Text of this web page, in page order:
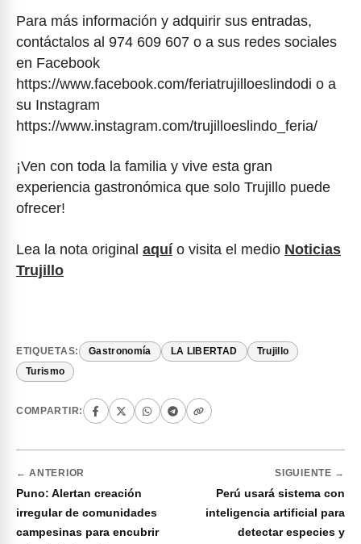
Para más información y adquirir sus entradas,
contáctalos al 974 609 607 o a sus redes sociales
en Facebook
https://www.facebook.com/feriatrujilloeslindodi o a
su Instagram
https://www.instagram.com/trujilloeslindo_feria/
¡Ven con toda la familia y vive esta gran
experiencia gastronómica que solo Trujillo puede
ofrecer!
Lea la nota original aquío visita el medio Noticias
Trujillo
ETIQUETAS: Gastronomía LA LIBERTAD Trujillo
Turismo
COMPARTIR:
← ANTERIOR
Puno: Alertan creación
irregular de comunidades
campesinas para encubrir
SIGUIENTE →
Perú usará sistema con
inteligencia artificial para
detectar especies y